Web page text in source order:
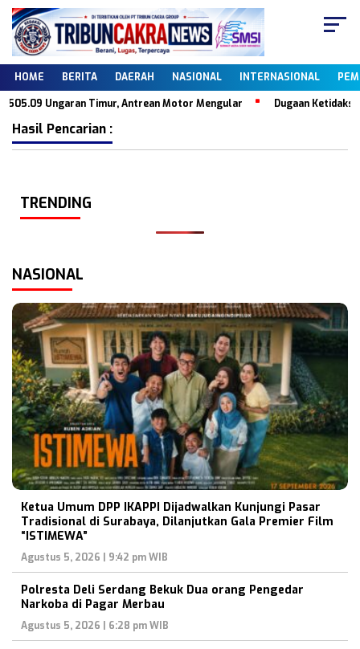
HOME BERITA DAERAH NASIONAL INTERNASIONAL
Ungaran Timur, Antrean Motor Mengular Dugaan
Hasil Pencarian :
TRENDING
NASIONAL
Ketua Umum DPP IKAPPI Dijadwalkan Kunjungi Pasar
Tradisional di Surabaya, Dilanjutkan Gala Premier Film
“ISTIMEWA”
Agustus 5, 2026 | 9:42 pm WIB
Polresta Deli Serdang Bekuk Dua orang Pengedar
Narkoba di Pagar Merbau
Agustus 5, 2026 | 6:28 pm WIB